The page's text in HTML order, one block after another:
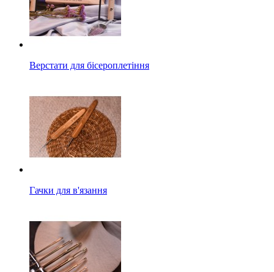
Верстати для бісероплетіння
Гачки для в'язання